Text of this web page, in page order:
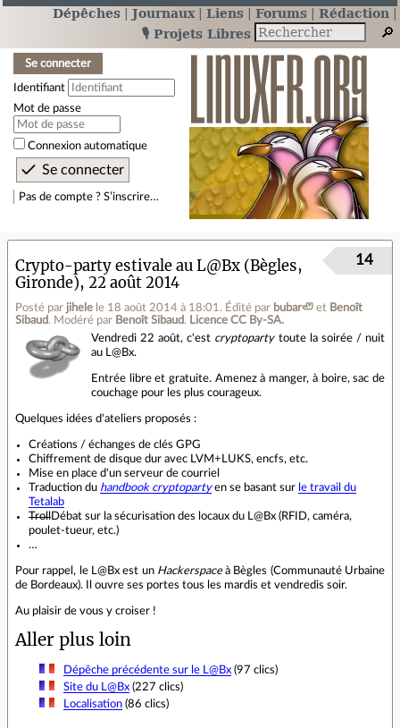
Dépêches Journaux Liens Forums
Rédaction
🎙️ Projets Libres
Se connecter
Identifiant
Mot de passe
Connexion automatique
Pas de compte ? S’inscrire…
Crypto-party estivale au L@Bx (Bègles,
Gironde), 22 août 2014
Posté par jihele le 18 août 2014 à 18:01 . Édité par bubar🦥 et Benoît
Sibaud. Modéré par Benoît Sibaud. Licence CC By‑SA.
14
Vendredi 22 août, c'est cryptopartytoute la soirée / nuit
au L@Bx.
Entrée libre et gratuite. Amenez à manger, à boire, sac de
couchage pour les plus courageux.
Quelques idées d'ateliers proposés :
Créations / échanges de clés GPG
Chiffrement de disque dur avec LVM+LUKS, encfs, etc.
Mise en place d'un serveur de courriel
Traduction du handbook cryptopartyen se basant sur le travail du
Tetalab
TrollDébat sur la sécurisation des locaux du L@Bx (RFID, caméra,
poulet-tueur, etc.)
…
Pour rappel, le L@Bx est un Hackerspaceà Bègles (Communauté Urbaine
de Bordeaux). Il ouvre ses portes tous les mardis et vendredis soir.
Au plaisir de vous y croiser !
Aller plus loin
Dépêche précédente sur le L@Bx(97 clics)
Site du L@Bx(227 clics)
Localisation(86 clics)